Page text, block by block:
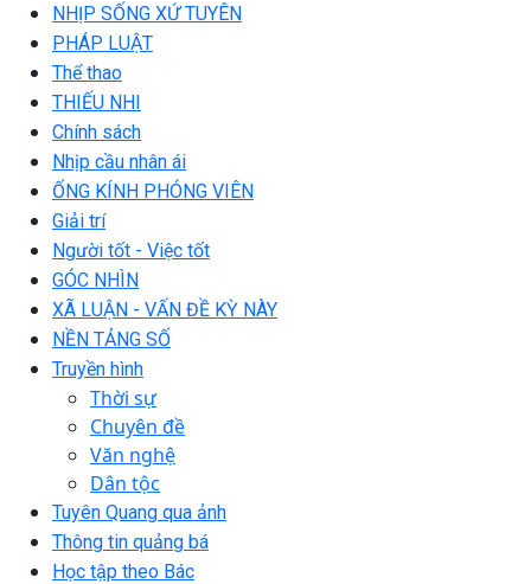
NHỊP SỐNG XỨ TUYÊN
PHÁP LUẬT
Thể thao
THIẾU NHI
Chính sách
Nhịp cầu nhân ái
ỐNG KÍNH PHÓNG VIÊN
Giải trí
Người tốt - Việc tốt
GÓC NHÌN
XÃ LUẬN - VẤN ĐỀ KỲ NÀY
NỀN TẢNG SỐ
Truyền hình
Thời sự
Chuyên đề
Văn nghệ
Dân tộc
Tuyên Quang qua ảnh
Thông tin quảng bá
Học tập theo Bác